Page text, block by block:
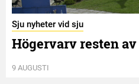
Sju nyheter vid sju
Högervarv resten
9 AUGUSTI